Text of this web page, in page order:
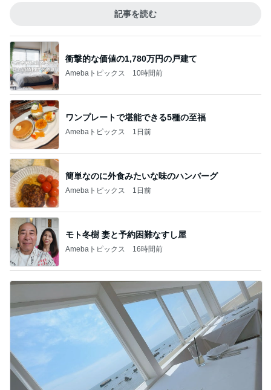
絶品だったほうじ茶のティラミス
Amebaトピックス
記事を読む
19才の娘のニキビが治った方法
Amebaトピックス 1日前
ジャンル人気記事ランキング
音楽活動・楽器
2226人！671〜673曲目！『あぶく』ヨルシ
カ『催し』大森元貴 歌ってみた
1000曲覚えるまでYouTubeやめれません！歌と音
楽とイラストを楽しむ